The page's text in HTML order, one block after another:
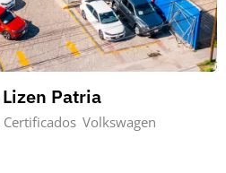
Patria
Certificados Volkswagen